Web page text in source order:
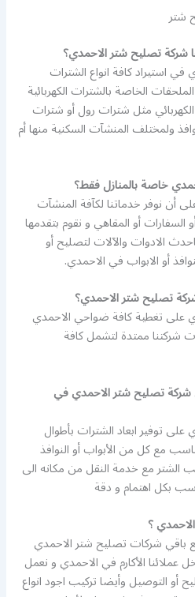
شتر
شركة تصليح شتر الاحمدي؟
استيراد كافة انواع الشترات
الخاصة بالشترات الكهربائية
مثل شترات رول أو شترات
ولمختلف المنشآت السكنية منها أم
خاصة بالمنازل فقط؟
أن نوفر خدماتنا لكآفة المنشآت
السفارات أو المقاهي و نقوم بتقدمها
الادوات والآلات لتصليح أو
أو الابواب في الاحمدي.
تصليح شتر الاحمدي؟
على تغطية كافة ضواحي الاحمدي
شركتنا ممتدة لتشمل كافة
شركة تصليح شتر الاحمدي في
توفير ابعاد الشترات بأطوال
أو ٥.٥ والتي تناسب مع كل من الأبواب أو النوافذ
الشتر مع خدمة النقل من مكانه الى
بكل اهتمام و دقة
؟
باقي شركات تصليح شتر الاحمدي
عملائنا الأكارم في الاحمدي و نعمل
أو التوصيل وأيضا تركيب اجود انواع